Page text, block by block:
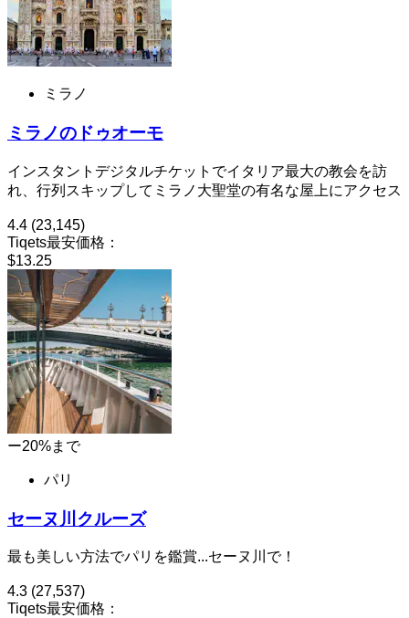
ミラノ
ミラノのドゥオーモ
インスタントデジタルチケットでイタリア最大の教会を訪
れ、行列スキップしてミラノ大聖堂の有名な屋上にアクセス
4.4 (23,145)
Tiqets最安価格：
$13.25
ー20%まで
パリ
セーヌ川クルーズ
最も美しい方法でパリを鑑賞...セーヌ川で！
4.3 (27,537)
Tiqets最安価格：